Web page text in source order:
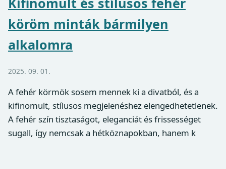
köröm minták bármilyen
alkalomra
2025. 09. 01.
A fehér körmök sosem mennek ki a divatból, és a
kifinomult, stílusos megjelenéshez elengedhetetlenek.
A fehér szín tisztaságot, eleganciát és frissességet
sugall, így nemcsak a hétköznapokban, hanem k